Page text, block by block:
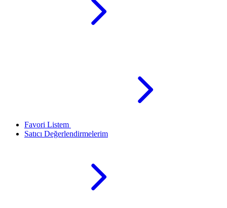
Favori Listem
Satıcı Değerlendirmelerim